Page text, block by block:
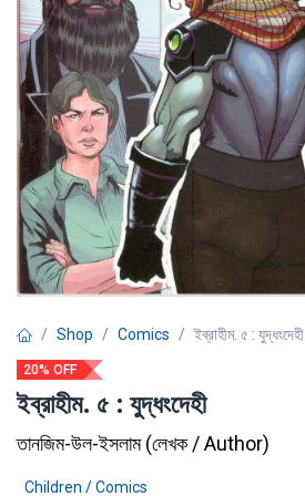
Shop Comics ইব্রাহীম. ৫ : যুদ্ধংদেহী
20% OFF
ইব্রাহীম. ৫ : যুদ্ধংদেহী
তানজিম-উল-ইসলাম(লেখক / Author)
Children / Comics